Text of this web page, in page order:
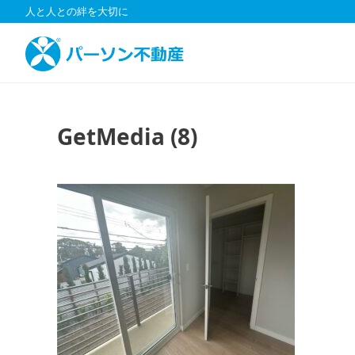
ン
人と人との絆を大切に
GetMedia (8)